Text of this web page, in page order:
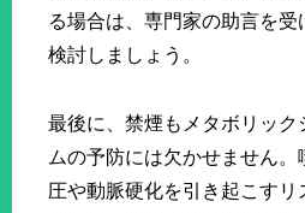
る場合は、専門家の助言を受
検討しましょう。
最後に、禁煙もメタボリック
ムの予防には欠かせません。
圧や動脈硬化を引き起こすリ